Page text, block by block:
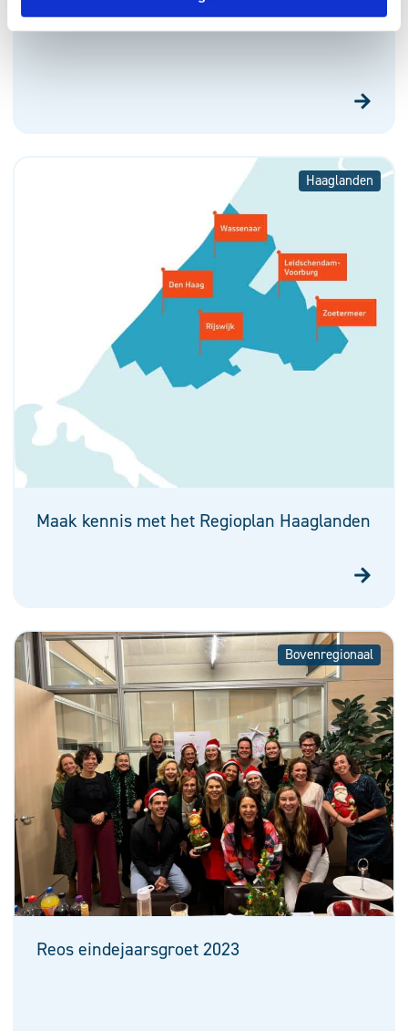
de toekomst
Haaglanden
Maak kennis met het Regioplan Haaglanden
Bovenregionaal
Reos eindejaarsgroet 2023